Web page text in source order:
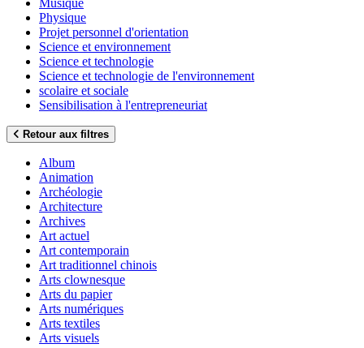
Musique
Physique
Projet personnel d'orientation
Science et environnement
Science et technologie
Science et technologie de l'environnement
scolaire et sociale
Sensibilisation à l'entrepreneuriat
Retour aux filtres
Album
Animation
Archéologie
Architecture
Archives
Art actuel
Art contemporain
Art traditionnel chinois
Arts clownesque
Arts du papier
Arts numériques
Arts textiles
Arts visuels